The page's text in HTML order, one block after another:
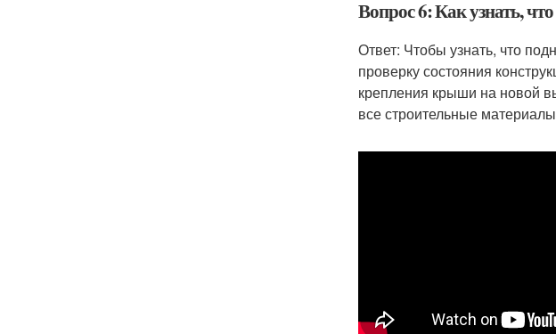
Вопрос 6: Как узнать,
Ответ: Чтобы узнать, что
проверку состояния
крепления крыши на новой
все строительные